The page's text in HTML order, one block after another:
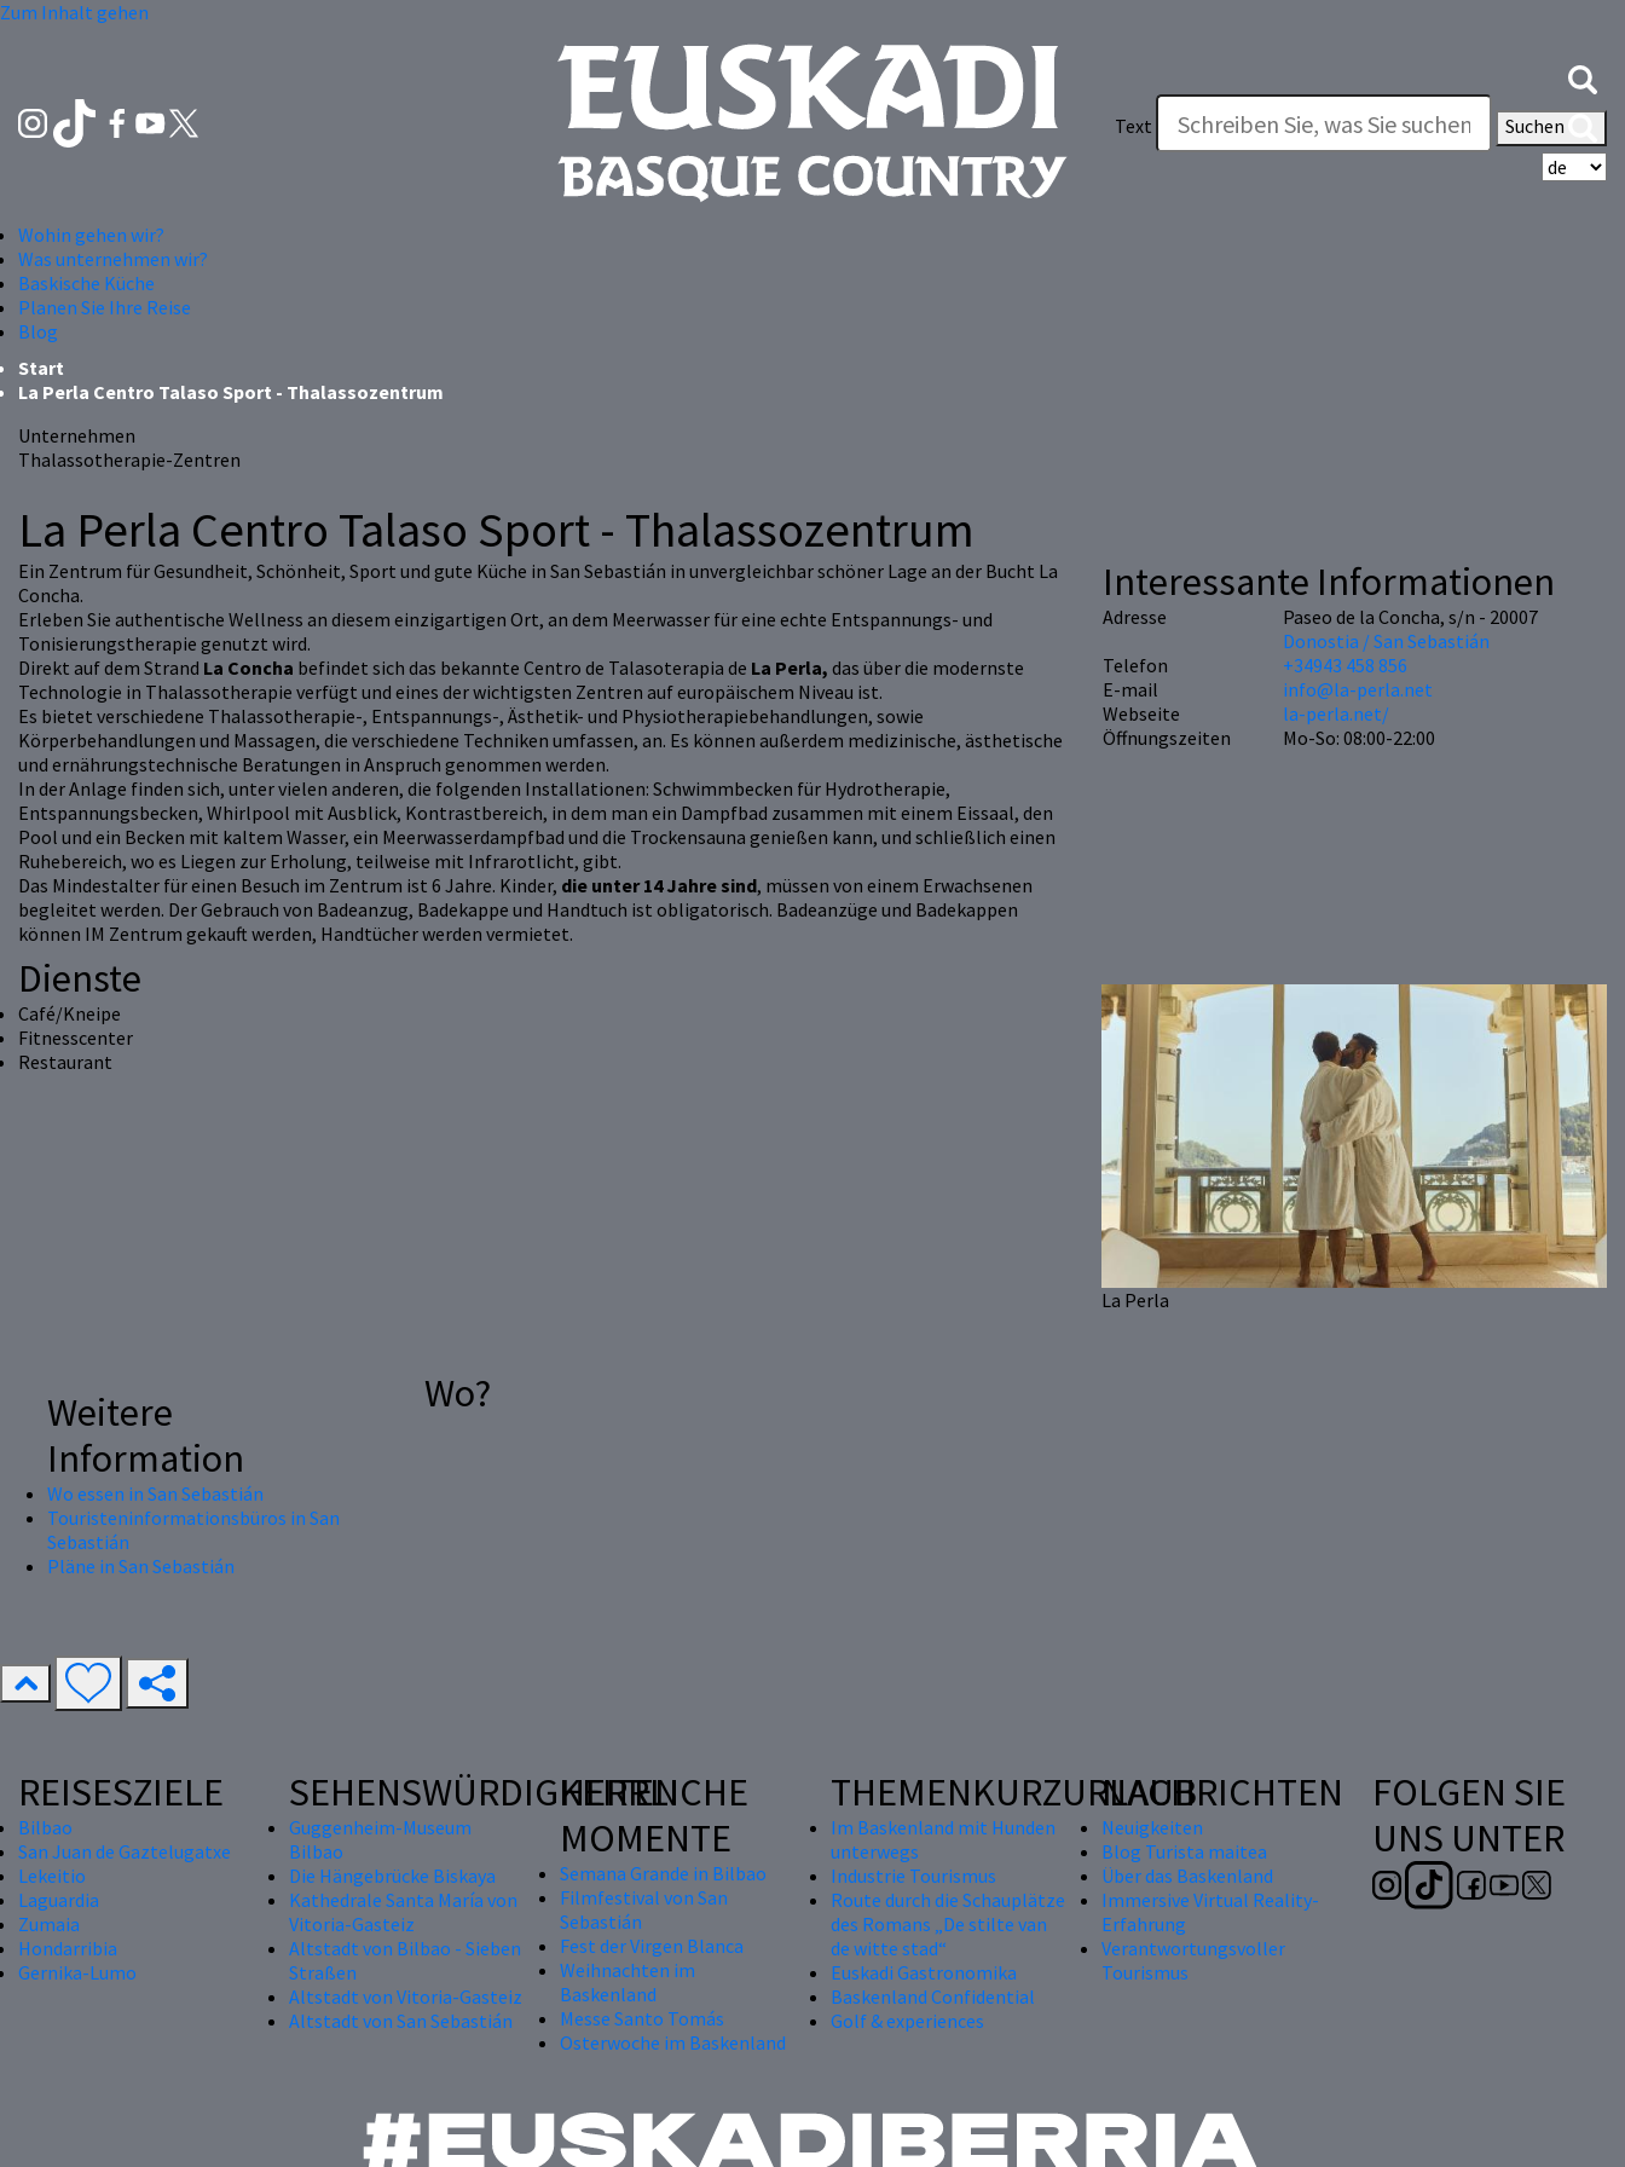
Zum Inhalt gehen
Text
Suchen
Wohin gehen wir?
Was unternehmen wir?
Baskische Küche
Planen Sie Ihre Reise
Blog
Start
La Perla Centro Talaso Sport - Thalassozentrum
Unternehmen
Thalassotherapie-Zentren
La Perla Centro Talaso Sport - Thalassozentrum
Ein Zentrum für Gesundheit, Schönheit, Sport und gute Küche in San Sebastián in unvergleichbar schöner Lage an der Bucht La
Concha.
Erleben Sie authentische Wellness an diesem einzigartigen Ort, an dem Meerwasser für eine echte Entspannungs- und
Tonisierungstherapie genutzt wird.
Direkt auf dem Strand La Concha befindet sich das bekannte Centro de Talasoterapia de La Perla, das über die modernste
Technologie in Thalassotherapie verfügt und eines der wichtigsten Zentren auf europäischem Niveau ist.
Es bietet verschiedene Thalassotherapie-, Entspannungs-, Ästhetik- und Physiotherapiebehandlungen, sowie
Körperbehandlungen und Massagen, die verschiedene Techniken umfassen, an. Es können außerdem medizinische, ästhetische
und ernährungstechnische Beratungen in Anspruch genommen werden.
In der Anlage finden sich, unter vielen anderen, die folgenden Installationen: Schwimmbecken für Hydrotherapie,
Entspannungsbecken, Whirlpool mit Ausblick, Kontrastbereich, in dem man ein Dampfbad zusammen mit einem Eissaal, den
Pool und ein Becken mit kaltem Wasser, ein Meerwasserdampfbad und die Trockensauna genießen kann, und schließlich einen
Ruhebereich, wo es Liegen zur Erholung, teilweise mit Infrarotlicht, gibt.
Das Mindestalter für einen Besuch im Zentrum ist 6 Jahre. Kinder, die unter 14 Jahre sind, müssen von einem Erwachsenen
begleitet werden. Der Gebrauch von Badeanzug, Badekappe und Handtuch ist obligatorisch. Badeanzüge und Badekappen
können IM Zentrum gekauft werden, Handtücher werden vermietet.
Interessante Informationen
Adresse
Paseo de la Concha, s/n - 20007
Donostia / San Sebastián
Telefon
+34943 458 856
E-mail
info@la-perla.net
Webseite
la-perla.net/
Öffnungszeiten
Mo-So: 08:00-22:00
Dienste
Café/Kneipe
Fitnesscenter
Restaurant
La Perla
Weitere
Information
Wo essen in San Sebastián
Touristeninformationsbüros in San
Sebastián
Pläne in San Sebastián
Wo?
REISESZIELE
Bilbao
San Juan de Gaztelugatxe
Lekeitio
Laguardia
Zumaia
Hondarribia
Gernika-Lumo
SEHENSWÜRDIGKEITEN
Guggenheim-Museum
Bilbao
Die Hängebrücke Biskaya
Kathedrale Santa María von
Vitoria-Gasteiz
Altstadt von Bilbao - Sieben
Straßen
Altstadt von Vitoria-Gasteiz
Altstadt von San Sebastián
HERRLICHE
MOMENTE
Semana Grande in Bilbao
Filmfestival von San
Sebastián
Fest der Virgen Blanca
Weihnachten im
Baskenland
Messe Santo Tomás
Osterwoche im Baskenland
THEMENKURZURLAUB
Im Baskenland mit Hunden
unterwegs
Industrie Tourismus
Route durch die Schauplätze
des Romans „De stilte van
de witte stad“
Euskadi Gastronomika
Baskenland Confidential
Golf & experiences
NACHRICHTEN
Neuigkeiten
Blog Turista maitea
Über das Baskenland
Immersive Virtual Reality-
Erfahrung
Verantwortungsvoller
Tourismus
FOLGEN SIE
UNS UNTER